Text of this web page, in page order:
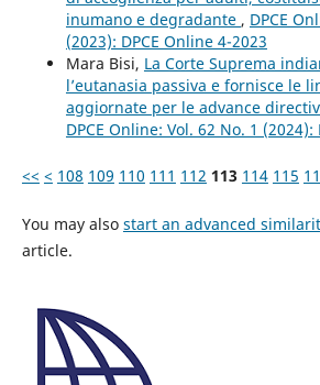
inumano e degradante , DPCE
(2023): DPCE Online 4-2023
Mara Bisi, La Corte Suprema
l’eutanasia passiva e fornisce le
aggiornate per le advance
DPCE Online: Vol. 62 No. 1
<< < 108 109 110 111 112 113 114 115
You may also start an advanced
article.